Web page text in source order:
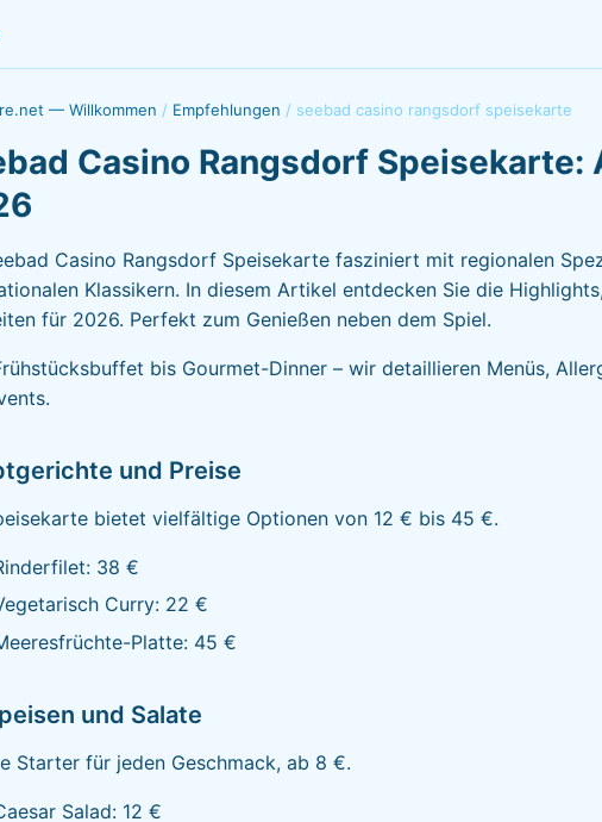
— Willkommen / Empfehlungen / seebad casino rangsdorf speisekarte
Casino Rangsdorf Speisekarte:
Casino Rangsdorf Speisekarte fasziniert mit regionalen
Klassikern. In diesem Artikel entdecken Sie die
für 2026. Perfekt zum Genießen neben dem Spiel.
bis Gourmet-Dinner – wir detaillieren Menüs,
und Preise
bietet vielfältige Optionen von 12 € bis 45 €.
38 €
Curry: 22 €
Platte: 45 €
und Salate
Starter für jeden Geschmack, ab 8 €.
Salad: 12 €